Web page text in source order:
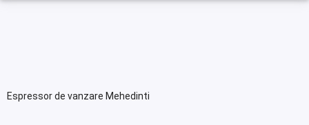
Espressor de vanzare Mehedinti